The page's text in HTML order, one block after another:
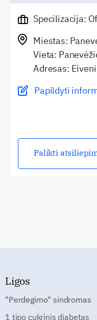
Specilizacija:
Miestas:
Vieta:
Adresas:
Papildyti
Palikti
Ligos
"Perdegimo" sindromas
1 tipo cukrinis diabetas